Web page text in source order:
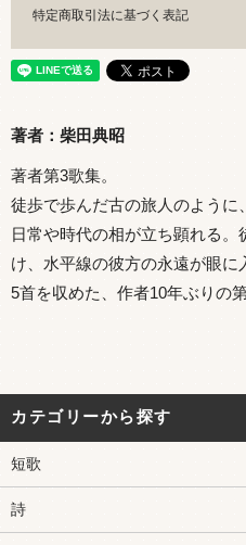
特定商取引法に基づく表記
著者：柴田典昭
著者第3歌集。
徒歩で歩んだ古の旅人のように
日常や時代の相が立ち顕れる
け、水平線の彼方の永遠が眼
5首を収めた、作者10年ぶりの第
カテゴリーから探す
短歌
詩